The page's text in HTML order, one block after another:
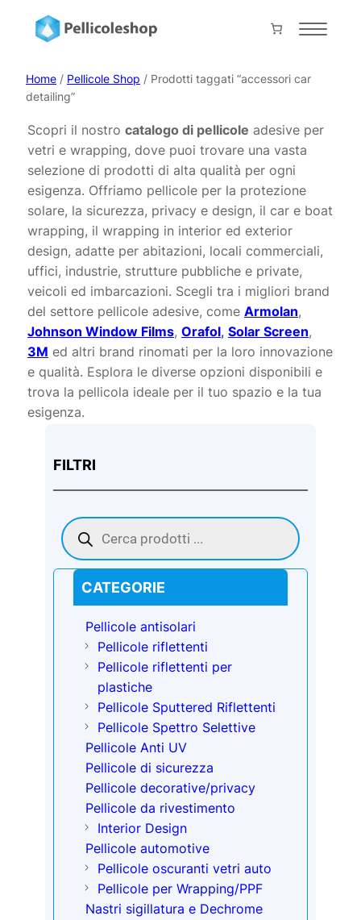
Home
About
Servizi
Shop
Progetti
Prodotti
Contatti
Collabora con noi
Il mio account
Carrello
Pagamento
Home / Pellicole Shop / Prodotti taggati “accessori car
detailing”
Scopri il nostro catalogo di pellicole adesive per
vetri e wrapping, dove puoi trovare una vasta
selezione di prodotti di alta qualità per ogni
esigenza. Offriamo pellicole per la protezione
solare, la sicurezza, privacy e design, il car e boat
wrapping, il wrapping in interior ed exterior
design, adatte per abitazioni, locali commerciali,
uffici, industrie, strutture pubbliche e private,
veicoli ed imbarcazioni. Scegli tra i migliori brand
del settore pellicole adesive, come Armolan,
Johnson Window Films, Orafol, Solar Screen,
3M ed altri brand rinomati per la loro innovazione
e qualità. Esplora le diverse opzioni disponibili e
trova la pellicola ideale per il tuo spazio e la tua
esigenza.
FILTRI
Products
search
CATEGORIE
Pellicole antisolari
Pellicole riflettenti
Pellicole riflettenti per
plastiche
Pellicole Sputtered Riflettenti
Pellicole Spettro Selettive
Pellicole Anti UV
Pellicole di sicurezza
Pellicole decorative/privacy
Pellicole da rivestimento
Interior Design
Pellicole automotive
Pellicole oscuranti vetri auto
Pellicole per Wrapping/PPF
Nastri sigillatura e Dechrome